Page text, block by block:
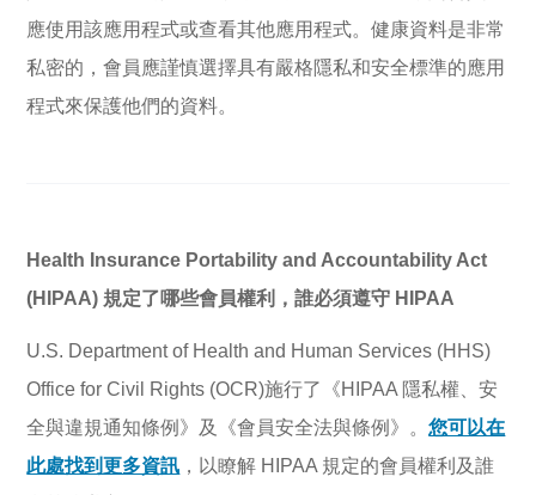
應使用該應用程式或查看其他應用程式。健康資料是非常
私密的，會員應謹慎選擇具有嚴格隱私和安全標準的應用
程式來保護他們的資料。
Health Insurance Portability and Accountability Act
(HIPAA) 規定了哪些會員權利，誰必須遵守 HIPAA
U.S. Department of Health and Human Services (HHS)
Office for Civil Rights (OCR)施行了《HIPAA 隱私權、安
全與違規通知條例》及《會員安全法與條例》。您可以在
此處找到更多資訊 ，以瞭解 HIPAA 規定的會員權利及誰